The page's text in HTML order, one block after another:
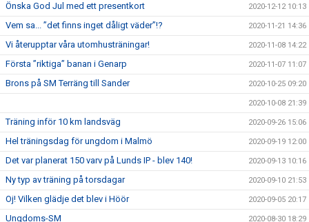
Önska God Jul med ett presentkort 2020-12-12 10:13
Vem sa... ”det finns inget dåligt väder”!? 2020-11-21 14:36
Vi återupptar våra utomhusträningar! 2020-11-08 14:22
Första ”riktiga” banan i Genarp 2020-11-07 11:07
Brons på SM Terräng till Sander 2020-10-25 09:20
2020-10-08 21:39
Träning inför 10 km landsväg 2020-09-26 15:06
Hel träningsdag för ungdom i Malmö 2020-09-19 12:00
Det var planerat 150 varv på Lunds IP - blev 140! 2020-09-13 10:16
Ny typ av träning på torsdagar 2020-09-10 21:53
Oj! Vilken glädje det blev i Höör 2020-09-05 20:17
Ungdoms-SM 2020-08-30 18:29